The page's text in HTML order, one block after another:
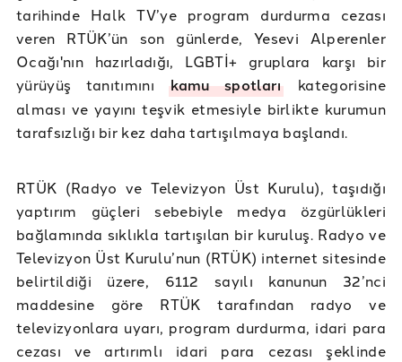
tarihinde Halk TV’ye program durdurma cezası
veren RTÜK’ün son günlerde, Yesevi Alperenler
Ocağı'nın hazırladığı, LGBTİ+ gruplara karşı bir
yürüyüş tanıtımınıkamu spotlarıkategorisine
alması ve yayını teşvik etmesiyle birlikte kurumun
tarafsızlığı bir kez daha tartışılmaya başlandı.
RTÜK (Radyo ve Televizyon Üst Kurulu), taşıdığı
yaptırım güçleri sebebiyle medya özgürlükleri
bağlamında sıklıkla tartışılan bir kuruluş. Radyo ve
Televizyon Üst Kurulu’nun (RTÜK) internet sitesinde
belirtildiği üzere, 6112 sayılı kanunun 32’nci
maddesine göre RTÜK tarafından radyo ve
televizyonlara uyarı, program durdurma, idari para
cezası ve artırımlı idari para cezası şeklinde